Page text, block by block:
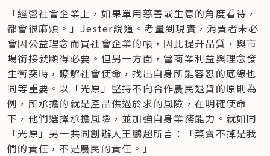
「經營社會企業上，如果單用慈善或生意的角度看待，
都會很麻煩。」Jester說道。考量到現實，消費者未必
會因公益理念而買社會企業的帳，因此提升品質，與市
場銜接就顯得必要。但另一方面，當商業利益與理念發
生衝突時，瞭解社會使命，找出自身所能容忍的底線也
同等重要。以「光原」堅持不向合作農民退貨的原則為
例，所承擔的就是產品供過於求的風險，在明確使命
下，他們選擇承擔風險，並加強自身業務能力。就如同
「光原」另一共同創辦人王鵬超所言：「菜賣不掉是我
們的責任，不是農民的責任。」